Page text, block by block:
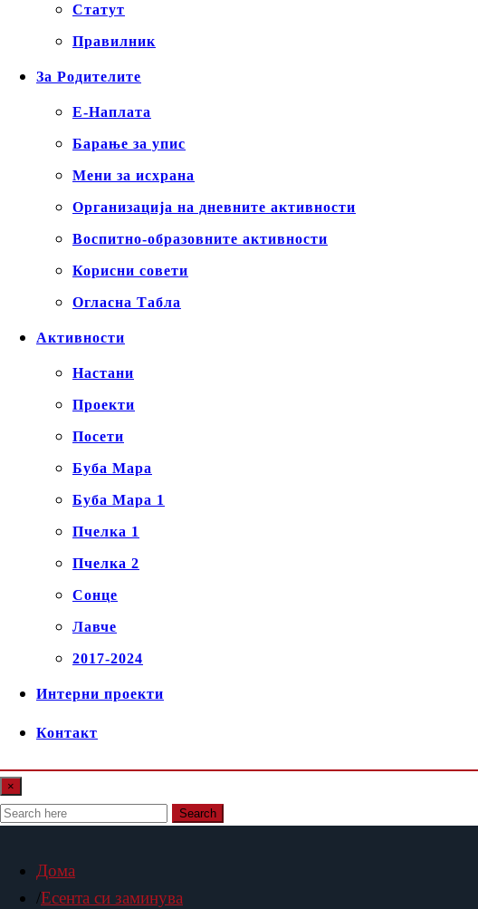
Статут
Правилник
За Родителите
Е-Наплата
Барање за упис
Мени за исхрана
Организација на дневните активности
Воспитно-образовните активности
Корисни совети
Огласна Табла
Активности
Настани
Проекти
Посети
Буба Мара
Буба Мара 1
Пчелка 1
Пчелка 2
Сонце
Лавче
2017-2024
Интерни проекти
Контакт
×
Search
Дома
Есента си заминува